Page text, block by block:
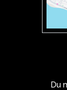
Du